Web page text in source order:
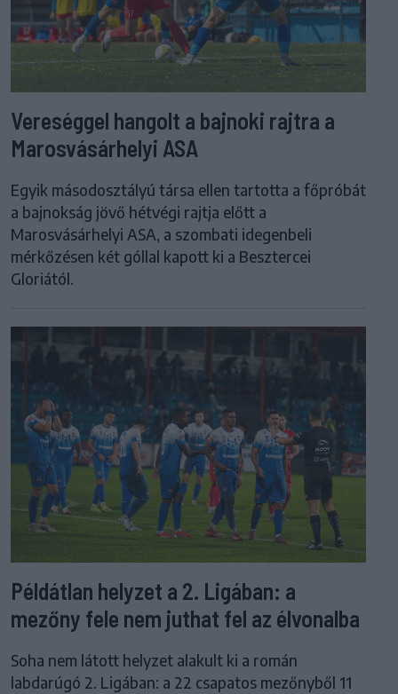
Vereséggel hangolt a bajnoki rajtra a
Marosvásárhelyi ASA
Egyik másodosztályú társa ellen tartotta a főpróbát
a bajnokság jövő hétvégi rajtja előtt a
Marosvásárhelyi ASA, a szombati idegenbeli
mérkőzésen két góllal kapott ki a Besztercei
Gloriától.
Példátlan helyzet a 2. Ligában: a
mezőny fele nem juthat fel az élvonalba
Soha nem látott helyzet alakult ki a román
labdarúgó 2. Ligában: a 22 csapatos mezőnyből 11